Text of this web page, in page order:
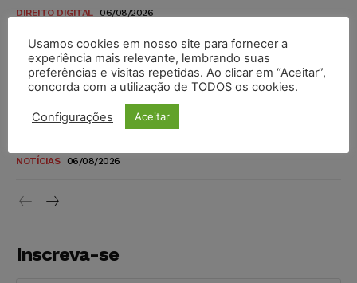
DIREITO DIGITAL 06/08/2026
TSE reforça que sistemas das urnas eletrônicas tornam-se
invioláveis após assinatura digital e lacração
NOTÍCIAS 06/08/2026
STF inicia julgamento sobre constitucionalidade da
NOTÍCIAS 06/08/2026
Inscreva-se
Usamos cookies em nosso site para fornecer a
experiência mais relevante, lembrando suas
preferências e visitas repetidas. Ao clicar em “Aceitar”,
concorda com a utilização de TODOS os cookies.
Configurações Aceitar